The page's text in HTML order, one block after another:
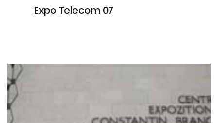
Expo Telecom 07